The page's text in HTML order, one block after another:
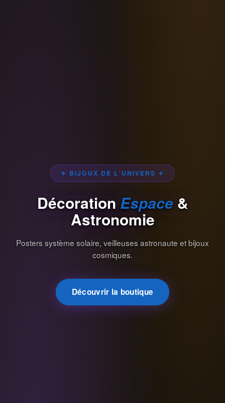
✦ BIJOUX DE L'UNIVERS ✦
Décoration Espace&
Astronomie
Posters système solaire, veilleuses astronaute et bijoux
cosmiques.
Découvrir la boutique